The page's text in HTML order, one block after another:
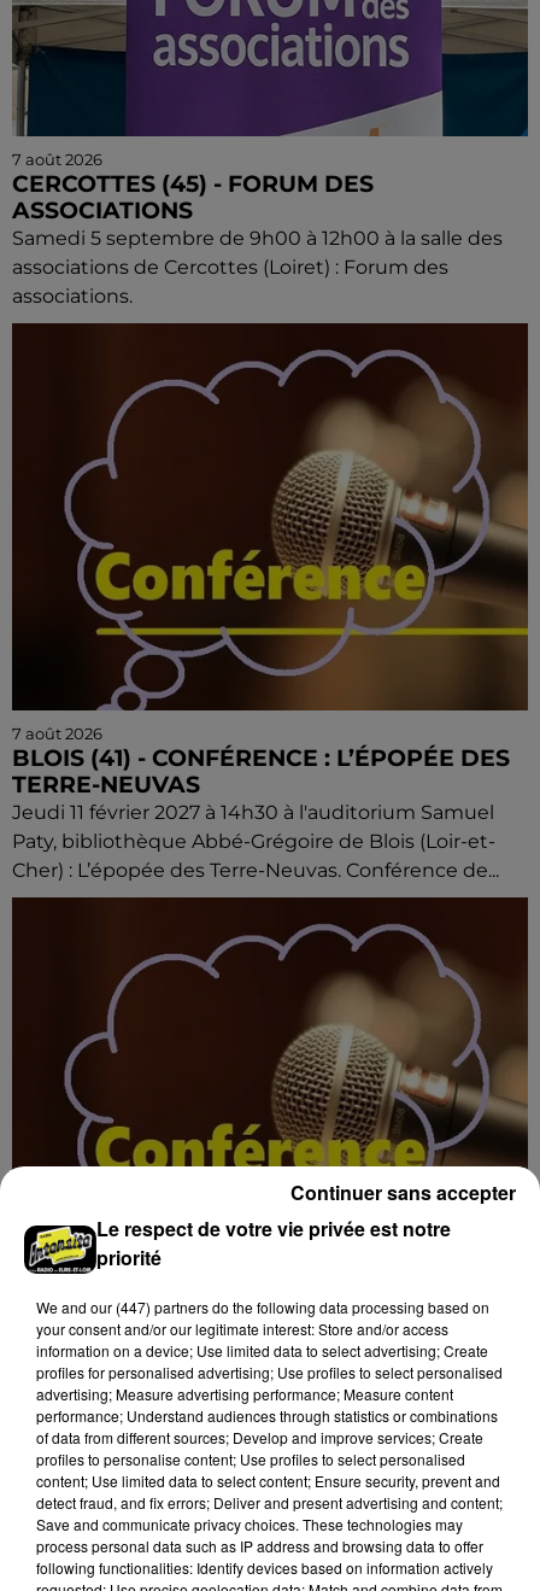
7 août 2026
CERCOTTES (45) - FORUM DES
ASSOCIATIONS
Samedi 5 septembre de 9h00 à 12h00 à la salle des
associations de Cercottes (Loiret) : Forum des
associations.
7 août 2026
BLOIS (41) - CONFÉRENCE : L’ÉPOPÉE DES
TERRE-NEUVAS
Jeudi 11 février 2027 à 14h30 à l'auditorium Samuel
Paty, bibliothèque Abbé-Grégoire de Blois (Loir-et-
Cher) : L’épopée des Terre-Neuvas. Conférence de...
7 août 2026
BLOIS (41) - CONFÉRENCE : « SOYEZ
MAUDITS ! »
Jeudi 4 février 2027 à 14h30 à l'auditorium Samuel
Paty, bibliothèque Abbé-Grégoire de Blois (Loir-et-
Cher) : « Soyez maudits ! » Les malédictions
déposées...
Le respect de votre vie privée est notre
priorité
We and our (447) partnersdo the following data processing based on
your consent and/or our legitimate interest: Store and/or access
information on a device; Use limited data to select advertising; Create
profiles for personalised advertising; Use profiles to select personalised
advertising; Measure advertising performance; Measure content
performance; Understand audiences through statistics or combinations
of data from different sources; Develop and improve services; Create
profiles to personalise content; Use profiles to select personalised
content; Use limited data to select content; Ensure security, prevent and
detect fraud, and fix errors; Deliver and present advertising and content;
Save and communicate privacy choices. These technologies may
process personal data such as IP address and browsing data to offer
following functionalities: Identify devices based on information actively
Continuer sans accepter